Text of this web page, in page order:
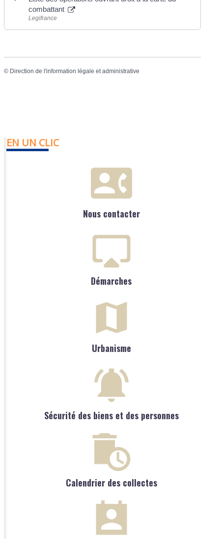
combattant
Legifrance
© Direction de l'information légale et administrative
EN UN CLIC
Nous contacter
Démarches
Urbanisme
Sécurité des biens et des personnes
Calendrier des collectes